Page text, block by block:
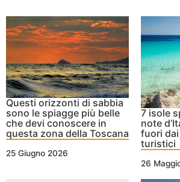
Questi orizzonti di sabbia
sono le spiagge più belle
che devi conoscere in
questa zona della Toscana
25 Giugno 2026
7 isole
note
fuori
turistici
26